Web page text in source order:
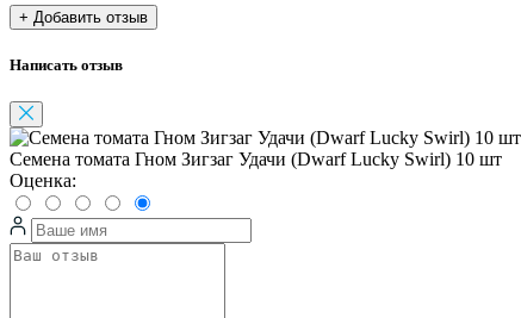
+ Добавить отзыв
Написать отзыв
Семена томата Гном Зигзаг Удачи (Dwarf Lucky Swirl) 10 шт
Оценка: